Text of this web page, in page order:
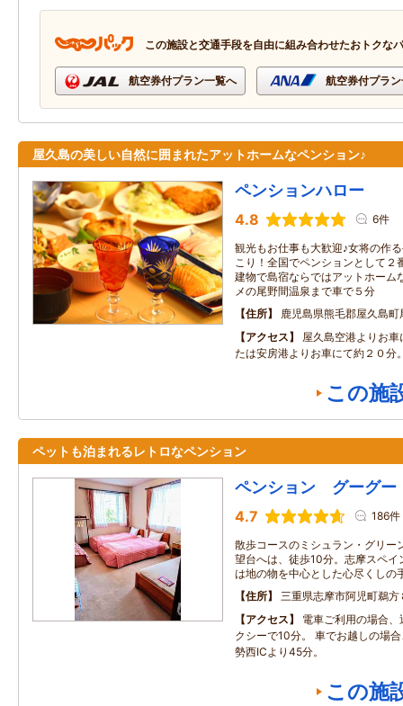
この施設と交通手段を自由に組み合わせたおトクな
航空券付プラン一覧へ 航空券付プラ
屋久島の美しい自然に囲まれたアットホームなペンション♪
ペンションハロー
4.8 6件
観光もお仕事も大歓迎♪女将の作
こり！全国でペンションとして２
建物で島宿ならではアットホーム
メの尾野間温泉まで車で５分
住所
鹿児島県熊毛郡屋久島
アクセス
屋久島空港よりお
たは安房港よりお車にて約２０分
この施
ペットも泊まれるレトロなペンション
ペンション グーグー
4.7 186件
散歩コースのミシュラン・グリー
望台へは、徒歩10分。志摩スペ
は地の物を中心とした心尽くしの
住所
三重県志摩市阿児町鵜方
アクセス
電車ご利用の場合
クシーで10分。 車でお越しの場
勢西ICより45分。
この施